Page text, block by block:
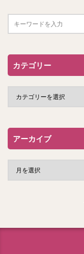
カテゴリー
アーカイブ